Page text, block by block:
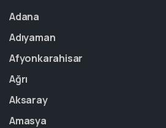
Adana
Adıyaman
Afyonkarahisar
Ağrı
Aksaray
Amasya